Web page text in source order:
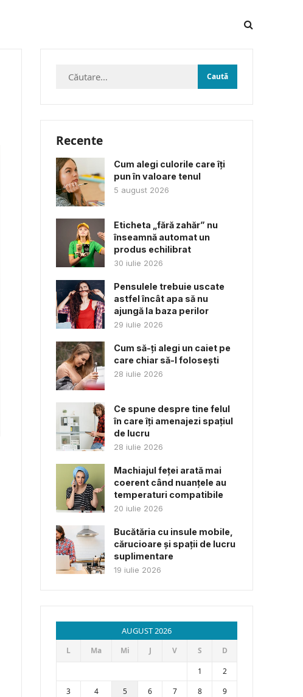
Caută
Recente
Cum alegi culorile care îți
pun în valoare tenul
5 august 2026
Eticheta „fără zahăr” nu
înseamnă automat un
produs echilibrat
30 iulie 2026
Pensulele trebuie uscate
astfel încât apa să nu
ajungă la baza perilor
29 iulie 2026
Cum să-ți alegi un caiet pe
care chiar să-l folosești
28 iulie 2026
Ce spune despre tine felul
în care îți amenajezi spațiul
de lucru
28 iulie 2026
Machiajul feței arată mai
coerent când nuanțele au
temperaturi compatibile
20 iulie 2026
Bucătăria cu insule mobile,
cărucioare și spații de lucru
suplimentare
19 iulie 2026
AUGUST 2026
L Ma Mi J V S
D
1
2
3
4 5 6 7 8
9